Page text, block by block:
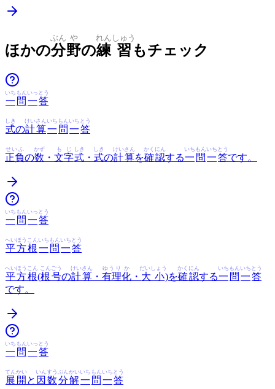
ほかの分
ぶん
野
や
の練
れん
習
しゅう
もチェック
一
いち
問
もん
一
いっ
答
とう
式
しき
の計算
けいさん
一
いち
問
もん
一
いち
答
とう
正負
せいふ
の数
かず
・ 文字
もじ
式
しき
・ 式
しき
の計算
けいさん
を確認
かくにん
する一
いち
問
もん
一
いち
答
とう
です。
一
いち
問
もん
一
いっ
答
とう
平方根
へいほうこん
一
いち
問
もん
一
いち
答
とう
平方根
へいほうこん
(根号
こんごう
の計算
けいさん
・ 有理
ゆうり
化
か
・ 大小
だいしょう
)を確認
かくにん
する一
いち
問
もん
一
いち
答
とう
です。
一
いち
問
もん
一
いっ
答
とう
展開
てんかい
と 因数
いんすう
分解
ぶんかい
一
いち
問
もん
一
いち
答
とう